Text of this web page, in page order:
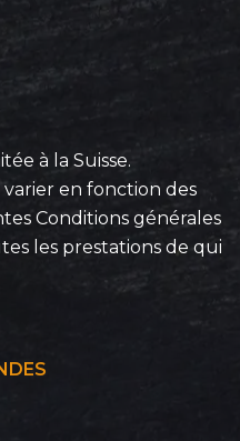
à la Suisse.
en fonction des
Conditions générales
les prestations de qui